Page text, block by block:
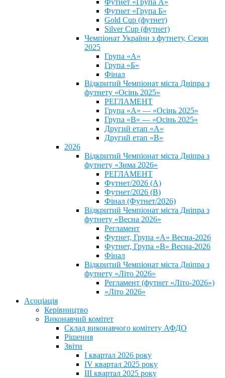
Футнет «Група А»
Футнет «Група Б»
Gold Cup (футнет)
Silver Cup (футнет)
Чемпіонат України з футнету, Сезон
2025
Група «А»
Група «Б»
Фінал
Відкритий Чемпіонат міста Дніпра з
футнету «Осінь 2025»
РЕГЛАМЕНТ
Група «А» — «Осінь 2025»
Група «В» — «Осінь 2025»
Другий етап «А»
Другий етап «В»
2026
Відкритий Чемпіонат міста Дніпра з
футнету «Зима 2026»
РЕГЛАМЕНТ
Футнет/2026 (А)
Футнет/2026 (В)
Фінал (Футнет/2026)
Відкритий Чемпіонат міста Дніпра з
футнету «Весна 2026»
Регламент
Футнет, Група «А» Весна-2026
Футнет, Група «В» Весна-2026
Фінал
Відкритий Чемпіонат міста Дніпра з
футнету «Літо 2026»
Регламент (футнет «Літо-2026»)
«Літо 2026»
Асоціація
Керівництво
Виконавчий комітет
Склад виконавчого комітету АФДО
Рішення
Звіти
I квартал 2026 року
IV квартал 2025 року
III квартал 2025 року